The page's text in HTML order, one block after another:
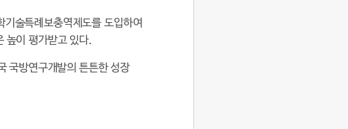
술특례보충역제도를 도입하여
높이 평가받고 있다.
국방연구개발의 튼튼한 성장